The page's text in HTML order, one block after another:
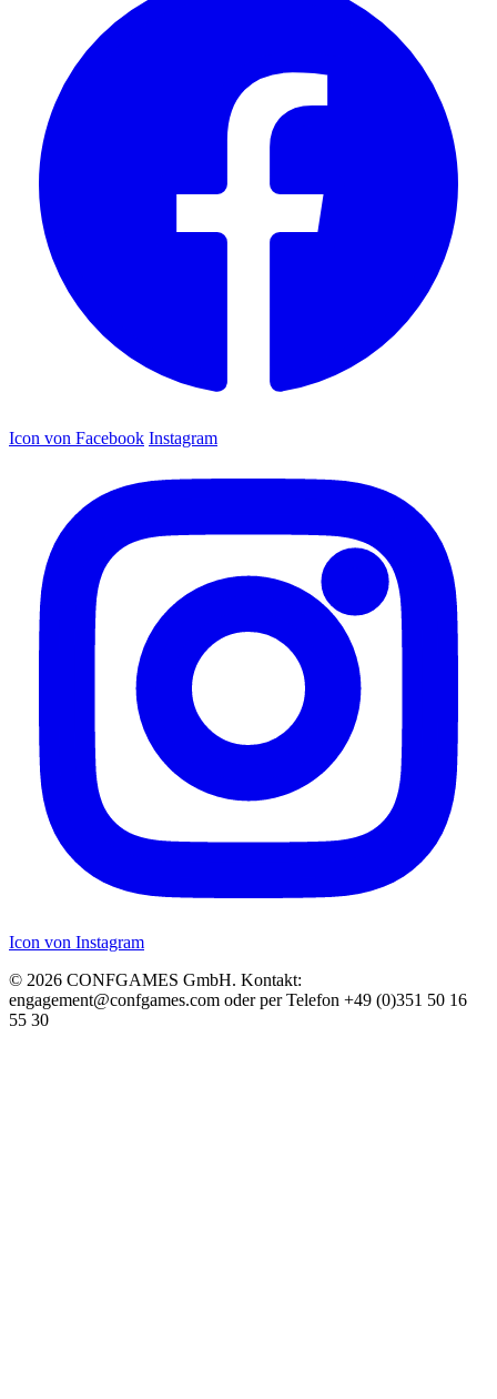
Icon von Facebook Instagram
Icon von Instagram
© 2026 CONFGAMES GmbH. Kontakt:
engagement@confgames.com oder per Telefon +49 (0)351 50 16
55 30